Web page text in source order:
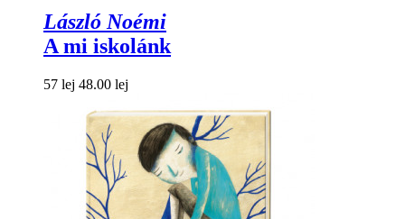
László Noémi
A mi iskolánk
57 lej 48.00 lej